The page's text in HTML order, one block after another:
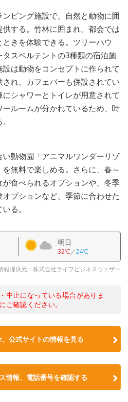
ピング施設で、自然と動物に囲
する。竹林に囲まれ、都会では
きを体験できる。ツリーハウ
スベルテントの3種類の宿泊施
は動物をコンセプトに作られて
れ、カフェバーも併設されてい
シャワーとトイレが用意されて
ルームが分かれているため、時
動物園「アニマルワンダーリゾ
無料で楽しめる。さらに、春～
食べられるオプションや、冬季
プションなど、季節に合わせた
る。
明日
32℃／24℃
報提供元：株式会社ライフビジネスウェザー
中止になっている場合がありま
ご確認ください。
公式サイトの情報を見る
情報、電話番号を確認する